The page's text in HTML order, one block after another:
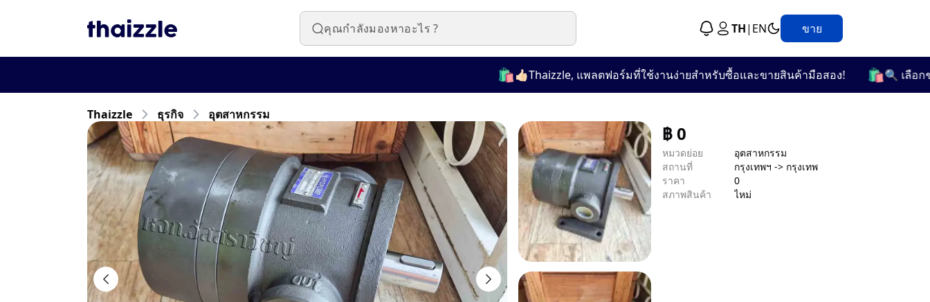
TH| EN ขาย
👍🏻Thaizzle, แพลตฟอร์มที่ใช้งานง่ายสำหรับซื้อและขายสินค้ามือสอง! 🛍️ 🔍 เลือกชมจา
Thaizzle ธุรกิจ อุตสาหกรรม
฿0
หมวดย่อย
อุตสาหกรรม
สถานที่
กรุงเทพฯ -> กรุงเทพ
ราคา
0
สภาพสินค้า
ไหม่